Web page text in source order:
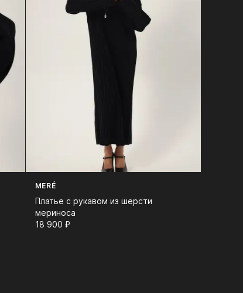
MERÉ
Платье с рукавом из шерсти
мериноса
18 900⁠ ⁠₽